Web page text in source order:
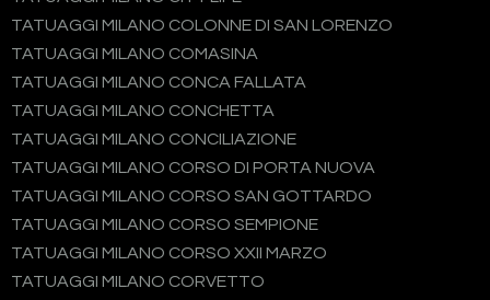
TATUAGGI MILANO COLONNE DI SAN LORENZO
TATUAGGI MILANO COMASINA
TATUAGGI MILANO CONCA FALLATA
TATUAGGI MILANO CONCHETTA
TATUAGGI MILANO CONCILIAZIONE
TATUAGGI MILANO CORSO DI PORTA NUOVA
TATUAGGI MILANO CORSO SAN GOTTARDO
TATUAGGI MILANO CORSO SEMPIONE
TATUAGGI MILANO CORSO XXII MARZO
TATUAGGI MILANO CORVETTO